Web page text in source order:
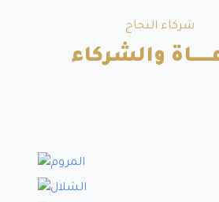
شركاء النجاح
والشركاء